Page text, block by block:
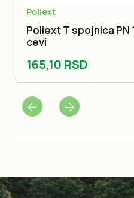
Poliext
Poliext T spojnica PN
cevi
165,10 RSD